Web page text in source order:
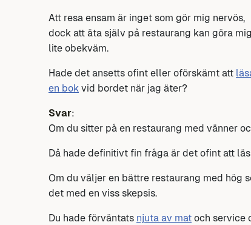
Att resa ensam är inget som gör mig nervös,
dock att äta själv på restaurang kan göra mig
lite obekväm.
Hade det ansetts ofint eller oförskämt att
en bok vid bordet när jag äter?
Svar:
Om du sitter på en restaurang med vänner
Då hade definitivt fin fråga är det ofint att
Om du väljer en bättre restaurang med hög
det med en viss skepsis.
Du hade förväntats njuta av mat och service